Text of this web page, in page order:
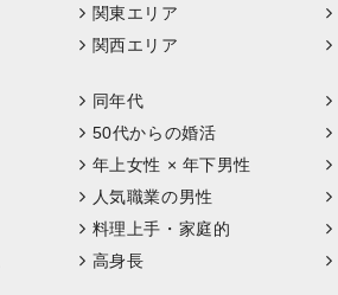
関東エリア
関西エリア
同年代
50代からの婚活
年上女性 × 年下男性
人気職業の男性
料理上手・家庭的
高身長